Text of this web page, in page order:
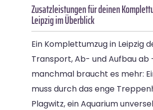
Zusatzleistungen für deinen
Leipzig im Überblick
Ein Komplettumzug in Leipzig
Transport, Ab- und Aufbau ab
manchmal braucht es mehr:
muss durch das enge
Plagwitz, ein Aquarium